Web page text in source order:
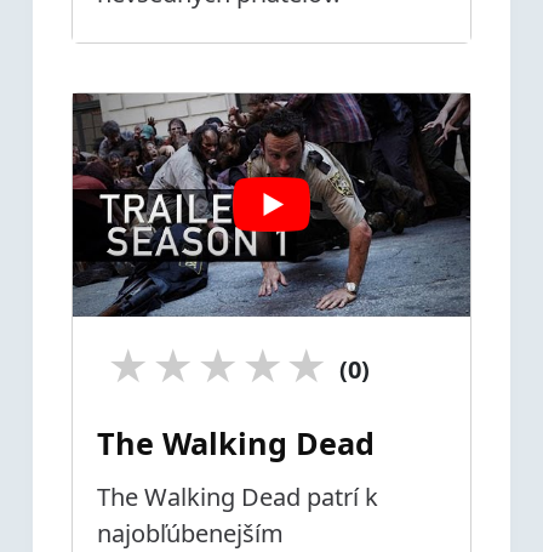
★
★
★
★
★ (0)
The Walking Dead
The Walking Dead patrí k
najobľúbenejším